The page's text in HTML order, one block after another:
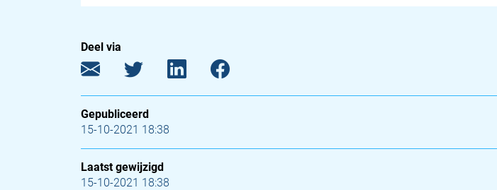
Deel via
Gepubliceerd
15-10-2021 18:38
Laatst gewijzigd
15-10-2021 18:38